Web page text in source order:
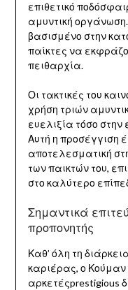
επιθετικό
αμυντική
βασισμένο στην
παίκτες να
πειθαρχία.
Οι τακτικές του
χρήση τριών
ευελιξία τόσο
Αυτή η προσέγγιση
αποτελεσματική
των παικτών του,
στο καλύτερο
Σημαντικά
προπονητής
Καθ’ όλη τη
καριέρας, ο Κούμαν
αρκετέςprestigious